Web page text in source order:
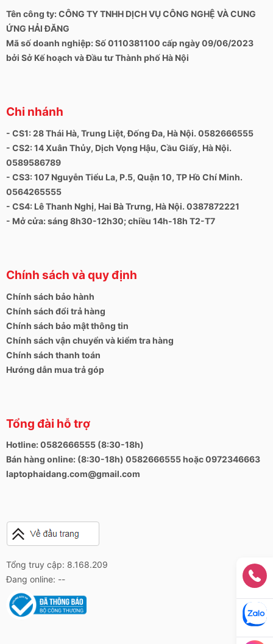
Tên công ty: CÔNG TY TNHH DỊCH VỤ CÔNG NGHỆ VÀ CUNG
ỨNG HẢI ĐĂNG
Mã số doanh nghiệp: Số 0110381100 cấp ngày 09/06/2023
bởi Sở Kế hoạch và Đầu tư Thành phố Hà Nội
Chi nhánh
- CS1: 28 Thái Hà, Trung Liệt, Đống Đa, Hà Nội. 0582666555
- CS2: 14 Xuân Thủy, Dịch Vọng Hậu, Cầu Giấy, Hà Nội.
0589586789
- CS3: 107 Nguyễn Tiểu La, P.5, Quận 10, TP Hồ Chí Minh.
0564265555
- CS4: Lê Thanh Nghị, Hai Bà Trưng, Hà Nội. 0387872221
- Mở cửa: sáng 8h30-12h30; chiều 14h-18h T2-T7
Chính sách và quy định
Chính sách bảo hành
Chính sách đổi trả hàng
Chính sách bảo mật thông tin
Chính sách vận chuyển và kiểm tra hàng
Chính sách thanh toán
Hướng dẫn mua trả góp
Tổng đài hỗ trợ
Hotline: 0582666555 (8:30-18h)
Bán hàng online: (8:30-18h) 0582666555 hoặc 0972346663
laptophaidang.com@gmail.com
Tổng truy cập: 8.168.209
Đang online: --